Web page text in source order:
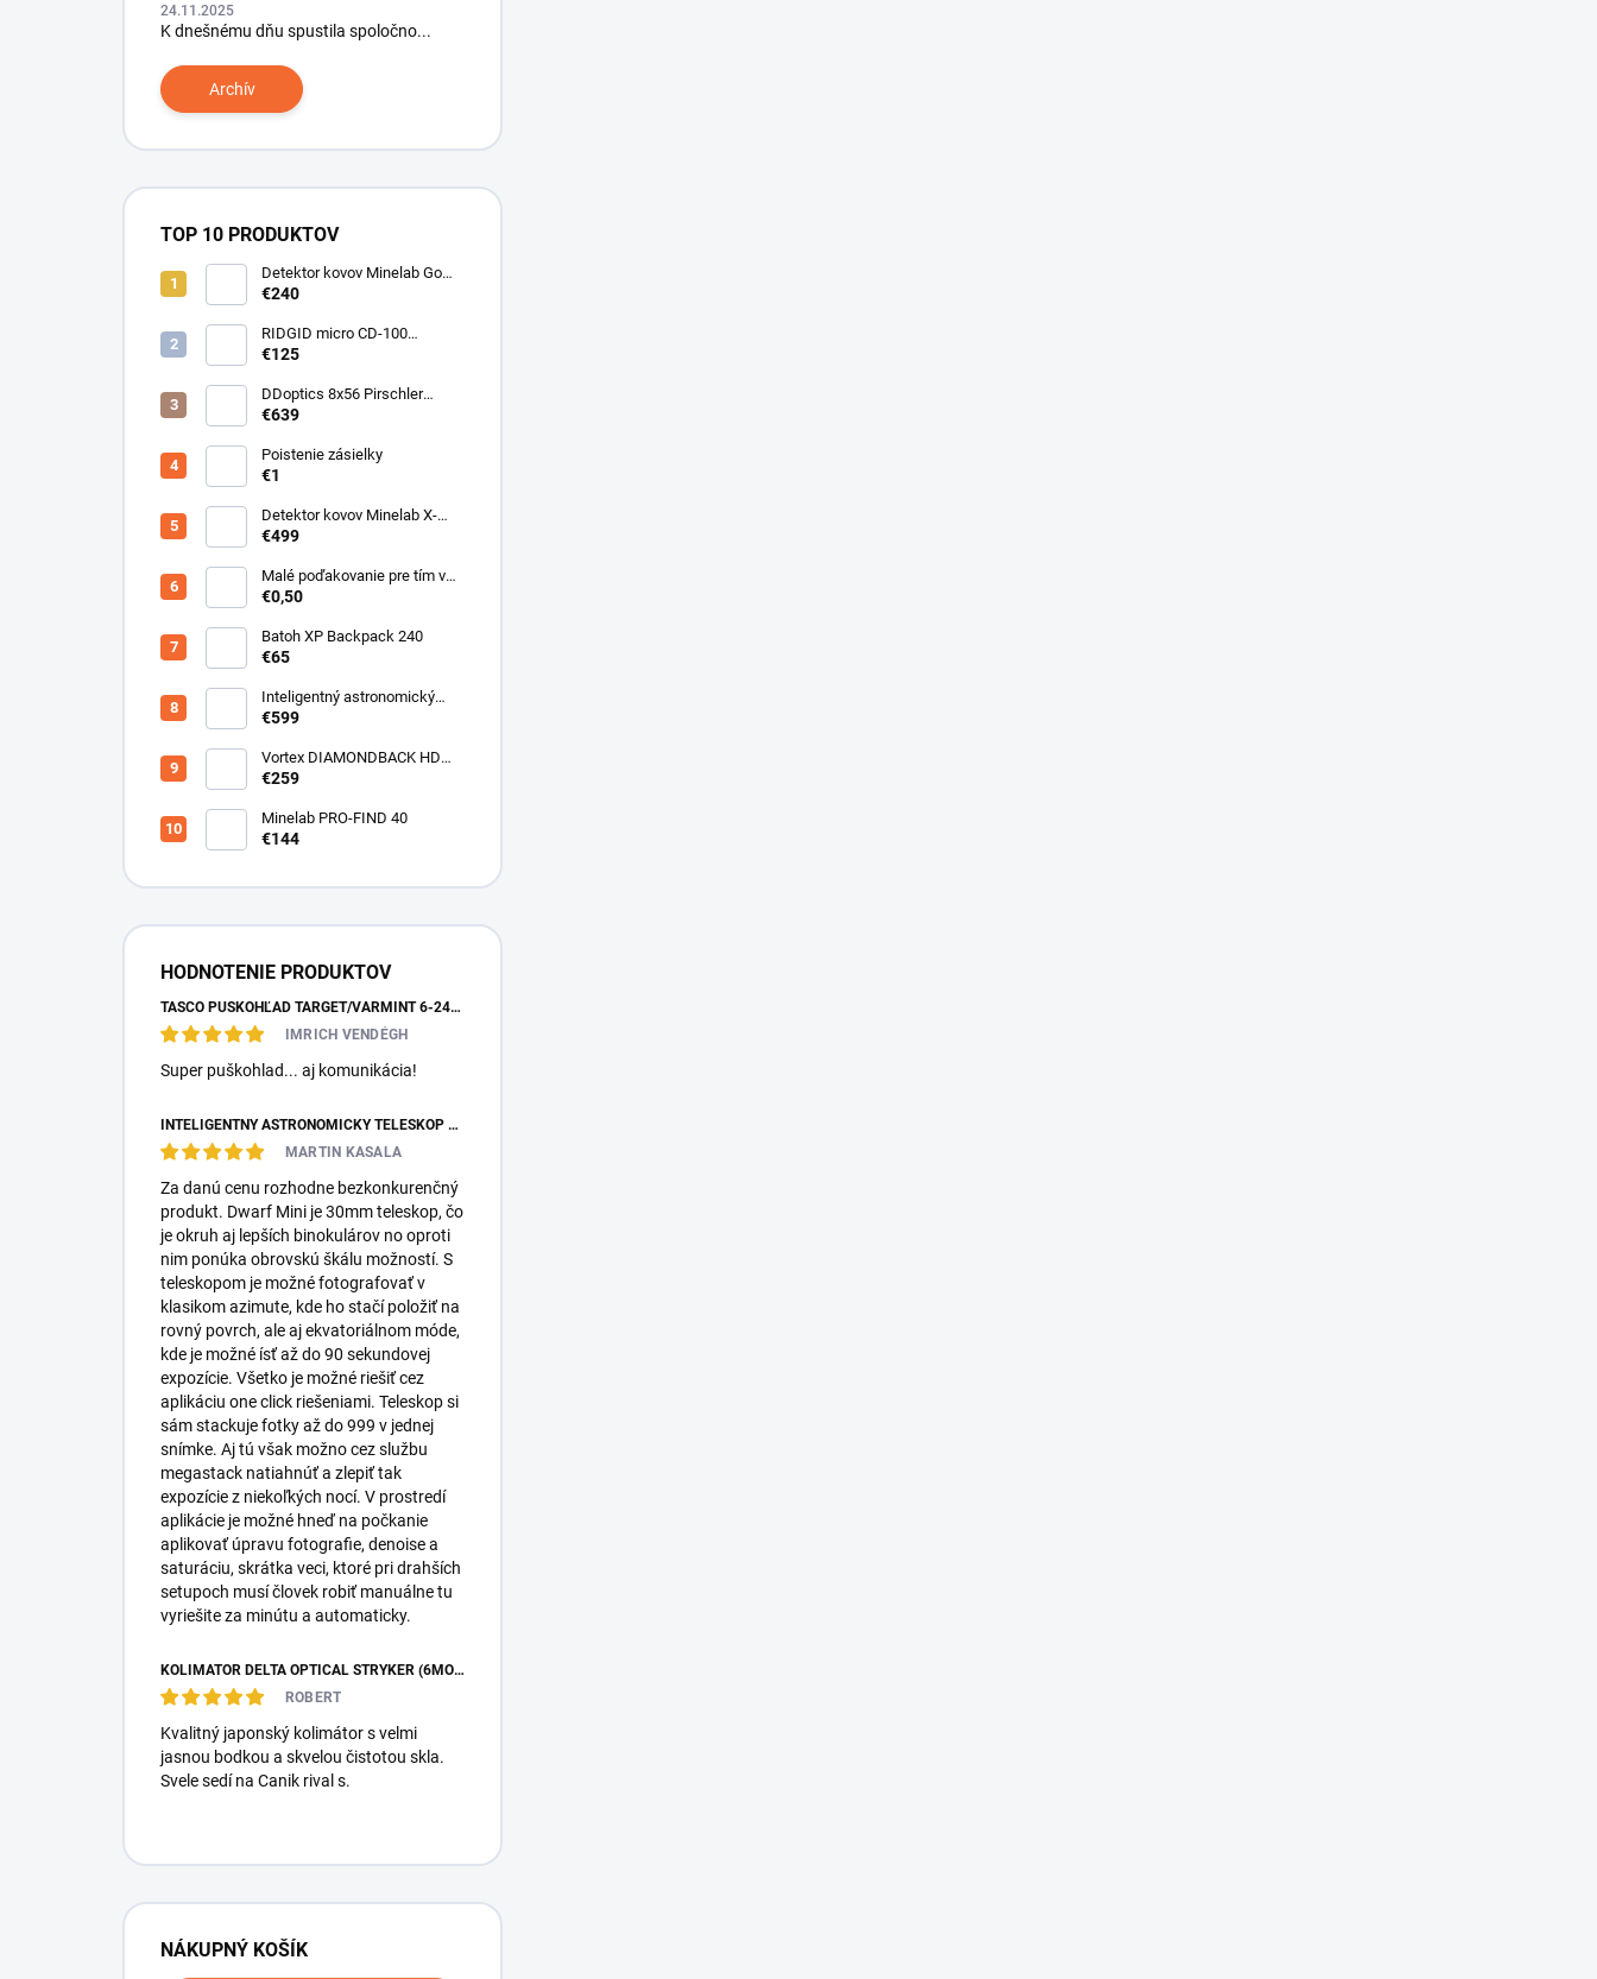
24.11.2025
K dnešnému dňu spustila spoločno...
Archív
TOP 10 PRODUKTOV
Detektor kovov Minelab Go
Find 66
€240
RIDGID micro CD-100
Detektor horľavých plynov
€125
DDoptics 8x56 Pirschler
Gen.3 Magnesium zelený
€639
Poistenie zásielky
€1
Detektor kovov Minelab X-
Terra ELITE pinpoiter set
€499
Malé poďakovanie pre tím v
sklade
€0,50
Batoh XP Backpack 240
€65
Inteligentný astronomický
teleskop DwarfLab Dwarf III
€599
Vortex DIAMONDBACK HD
10X50
€259
Minelab PRO-FIND 40
€144
HODNOTENIE PRODUKTOV
TASCO PUŠKOHĽAD TARGET/VARMINT 6-24X42 MILDOT
IMRICH VENDÉGH
Super puškohlad... aj komunikácia!
INTELIGENTNÝ ASTRONOMICKÝ TELESKOP DWARFLAB DWARF MINI
MARTIN KASALA
Za danú cenu rozhodne bezkonkurenčný
produkt. Dwarf Mini je 30mm teleskop, čo
je okruh aj lepších binokulárov no oproti
nim ponúka obrovskú škálu možností. S
teleskopom je možné fotografovať v
klasikom azimute, kde ho stačí položiť na
rovný povrch, ale aj ekvatoriálnom móde,
kde je možné ísť až do 90 sekundovej
expozície. Všetko je možné riešiť cez
aplikáciu one click riešeniami. Teleskop si
sám stackuje fotky až do 999 v jednej
snímke. Aj tú však možno cez službu
megastack natiahnúť a zlepiť tak
expozície z niekoľkých nocí. V prostredí
aplikácie je možné hneď na počkanie
aplikovať úpravu fotografie, denoise a
saturáciu, skrátka veci, ktoré pri drahších
setupoch musí človek robiť manuálne tu
vyriešite za minútu a automaticky.
KOLIMÁTOR DELTA OPTICAL STRYKER (6MOA)
ROBERT
Kvalitný japonský kolimátor s velmi
jasnou bodkou a skvelou čistotou skla.
Svele sedí na Canik rival s.
NÁKUPNÝ KOŠÍK